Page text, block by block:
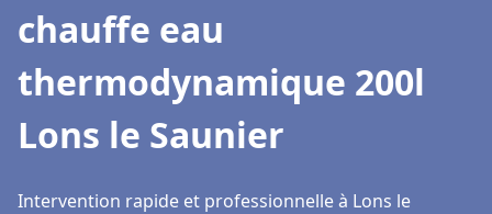
chauffe eau
thermodynamique 200l
Lons le Saunier
Intervention rapide et professionnelle à Lons le